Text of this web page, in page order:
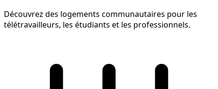
Découvrez des logements communautaires pour les
télétravailleurs, les étudiants et les professionnels.